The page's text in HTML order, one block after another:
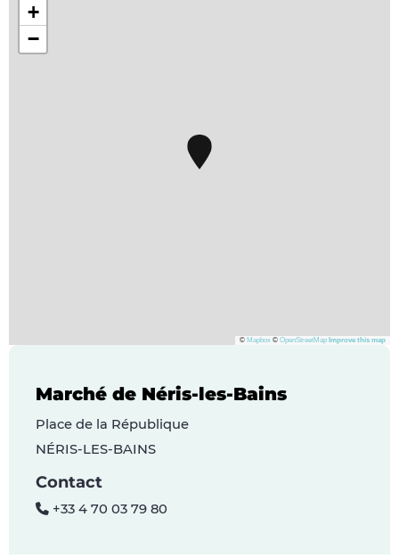
+
−
© Mapbox © OpenStreetMap Improve this map
Marché de Néris-les-Bains
Place de la République
NÉRIS-LES-BAINS
Contact
+33 4 70 03 79 80